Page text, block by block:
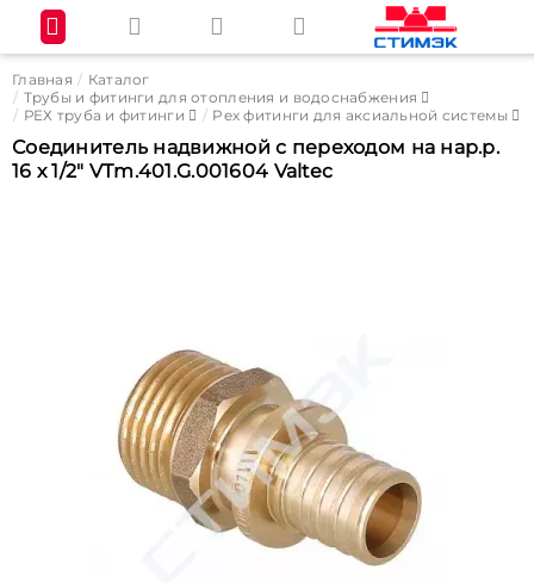
Главная
Каталог
Трубы и фитинги для отопления и водоснабжения
РЕХ труба и фитинги
Pex фитинги для аксиальной системы
Соединитель надвижной с переходом на нар.р.
16 х 1/2" VTm.401.G.001604 Valtec